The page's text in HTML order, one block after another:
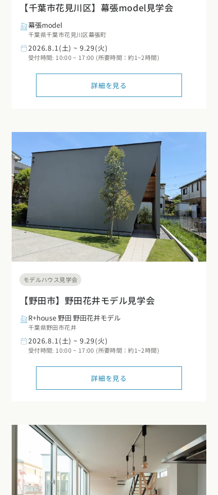
【千葉市花見川区】幕張model見学会
幕張model
千葉県千葉市花見川区幕張町
2026.8.1(土) ~ 9.29(火)
受付時間: 10:00 ~ 17:00 (所要時間：約1~2時間)
詳細を見る
モデルハウス見学会
【野田市】野田花井モデル見学会
R+house 野田 野田花井モデル
千葉県野田市花井
2026.8.1(土) ~ 9.29(火)
受付時間: 10:00 ~ 17:00 (所要時間：約1~2時間)
詳細を見る